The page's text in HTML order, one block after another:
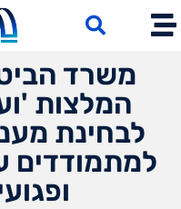
משרד
המלצות
לבחינת
למתמודדים